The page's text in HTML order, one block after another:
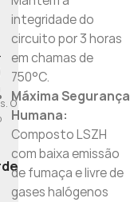
O
integridade do
circuito por 3 horas
em chamas de
750°C.
Máxima Segurança
Humana:
Composto LSZH
com baixa emissão
de fumaça e livre de
gases halógenos